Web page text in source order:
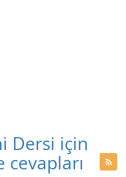
Dersi için
cevapları